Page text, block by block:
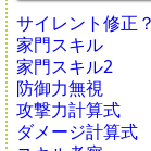
サイレント修正？
家門スキル
家門スキル2
防御力無視
攻撃力計算式
ダメージ計算式